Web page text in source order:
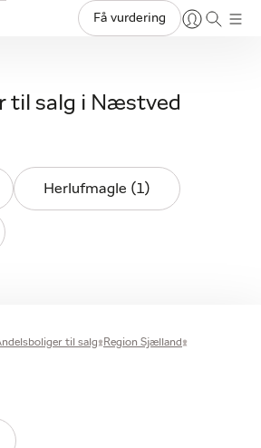
Få vurdering
til salg i Næstved
Herlufmagle (1)
til salg
Region Sjælland